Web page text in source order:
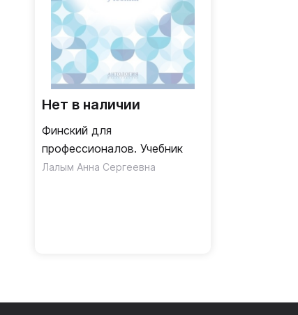
Нет в наличии
Финский для
профессионалов. Учебник
Лалым Анна Сергеевна